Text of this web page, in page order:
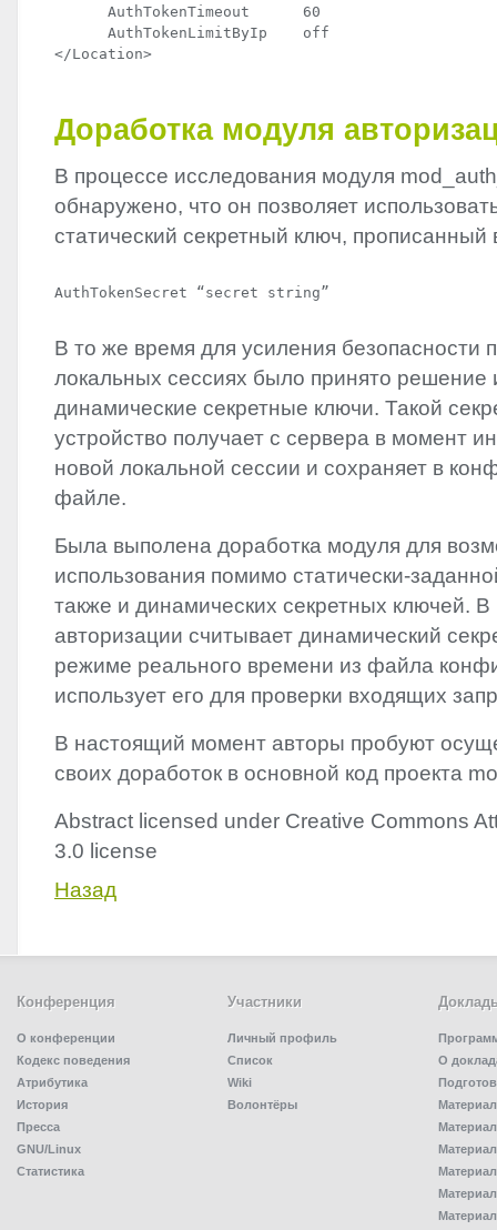
      AuthTokenTimeout      60
      AuthTokenLimitByIp    off
</Location>
Доработка модуля
В процессе исследования модуля
обнаружено, что он позволяет
статический секретный ключ, прописанный
AuthTokenSecret “secret string”
В то же время для усиления безопасности
локальных сессиях было принято решение
динамические секретные ключи. Такой
устройство получает с сервера в момент
новой локальной сессии и сохраняет в
файле.
Была выполена доработка модуля для
использования помимо статически-
также и динамических секретных ключей. В
авторизации считывает динамический
режиме реального времени из файла
использует его для проверки входящих
В настоящий момент авторы пробуют
своих доработок в основной код проекта
Abstract licensed under Creative Commons
3.0 license
Назад
Конференция
О конференции
Кодекс поведения
Атрибутика
История
Пресса
GNU/Linux
Статистика
Участники
Личный профиль
Список
Wiki
Волонтёры
О